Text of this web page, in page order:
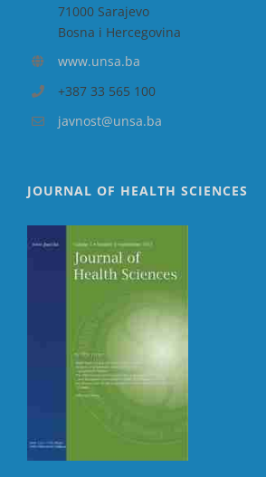
71000 Sarajevo
Bosna i Hercegovina
www.unsa.ba
+387 33 565 100
javnost@unsa.ba
JOURNAL OF HEALTH SCIENCES